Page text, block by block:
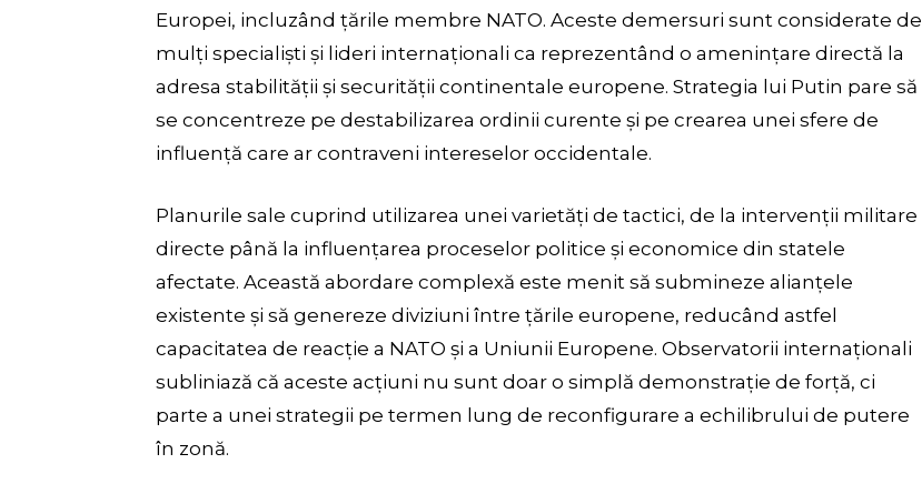
Europei, incluzând țările membre NATO. Aceste demersuri sunt considerate de
mulți specialiști și lideri internaționali ca reprezentând o amenințare directă la
adresa stabilității și securității continentale europene. Strategia lui Putin pare să
se concentreze pe destabilizarea ordinii curente și pe crearea unei sfere de
influență care ar contraveni intereselor occidentale.
Planurile sale cuprind utilizarea unei varietăți de tactici, de la intervenții militare
directe până la influențarea proceselor politice și economice din statele
afectate. Această abordare complexă este menit să submineze alianțele
existente și să genereze diviziuni între țările europene, reducând astfel
capacitatea de reacție a NATO și a Uniunii Europene. Observatorii internaționali
subliniază că aceste acțiuni nu sunt doar o simplă demonstrație de forță, ci
parte a unei strategii pe termen lung de reconfigurare a echilibrului de putere
în zonă.